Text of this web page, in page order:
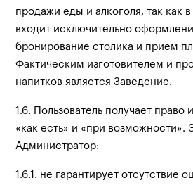
продажи еды и алкоголя, так как
входит исключительно
бронирование столика и прием
Фактическим изготовителем и
напитков является Заведение.
1.6. Пользователь получает право
«как есть» и «при возможности».
Администратор:
1.6.1. не гарантирует отсутствие